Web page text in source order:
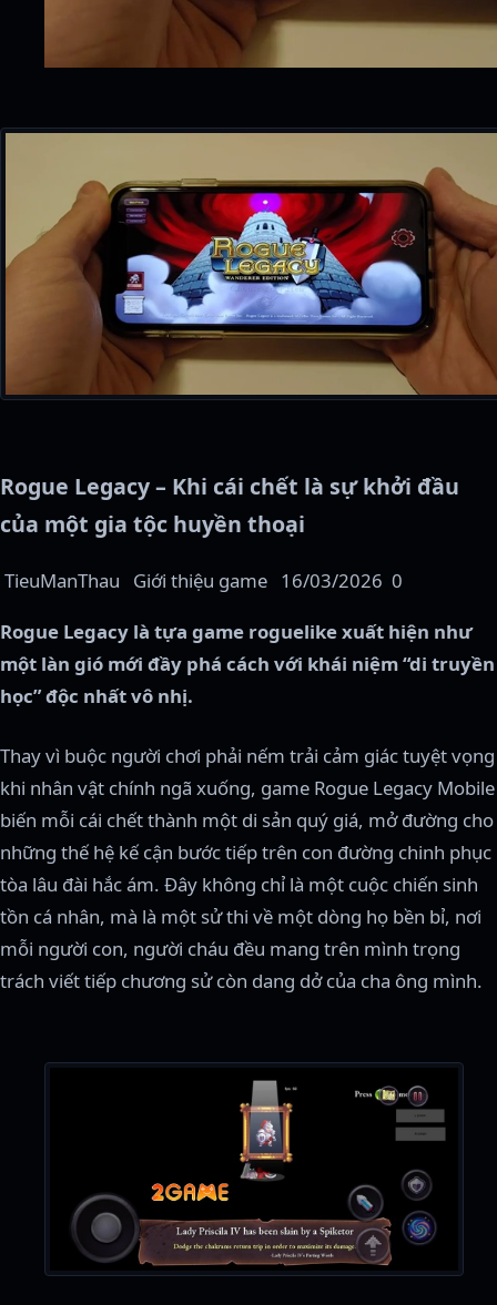
Rogue Legacy – Khi cái chết là sự khởi đầu
của một gia tộc huyền thoại
TieuManThau Giới thiệu game 16/03/2026 0
Rogue Legacy là tựa game roguelike xuất hiện như
một làn gió mới đầy phá cách với khái niệm “di truyền
học” độc nhất vô nhị.
Thay vì buộc người chơi phải nếm trải cảm giác tuyệt vọng
khi nhân vật chính ngã xuống, game Rogue Legacy Mobile
biến mỗi cái chết thành một di sản quý giá, mở đường cho
những thế hệ kế cận bước tiếp trên con đường chinh phục
tòa lâu đài hắc ám. Đây không chỉ là một cuộc chiến sinh
tồn cá nhân, mà là một sử thi về một dòng họ bền bỉ, nơi
mỗi người con, người cháu đều mang trên mình trọng
trách viết tiếp chương sử còn dang dở của cha ông mình.